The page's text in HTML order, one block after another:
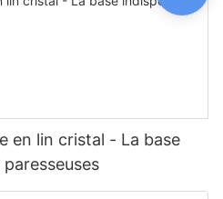
en lin cristal - La base